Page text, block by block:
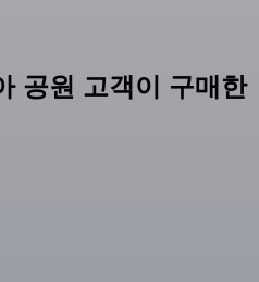
공원 고객이 구매한